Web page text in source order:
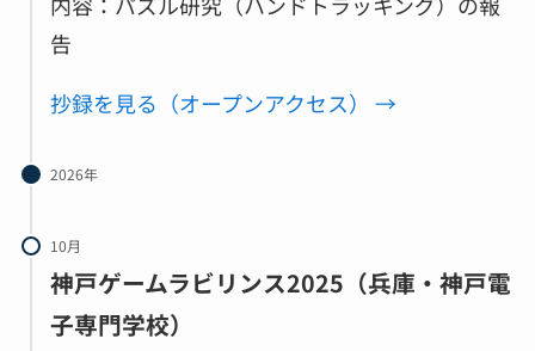
告
抄録を見る（オープンアクセス） →
2026年
10月
神戸ゲームラビリンス2025（兵庫・神戸電
子専門学校）